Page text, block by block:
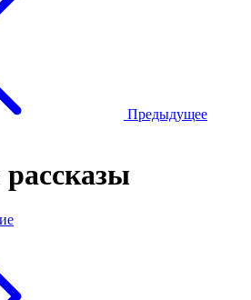
Предыдущее